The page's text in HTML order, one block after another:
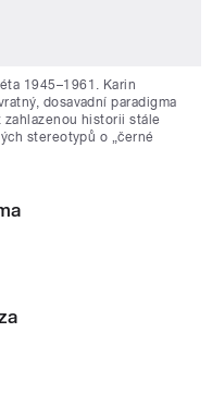
1945–1961. Karin
dosavadní paradigma
historii stále
stereotypů o „černé